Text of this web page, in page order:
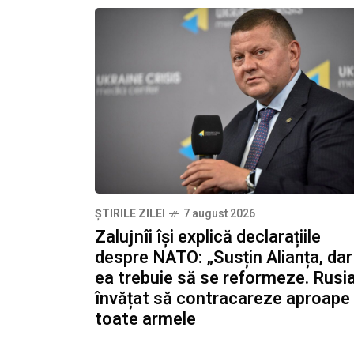
ȘTIRILE ZILEI 7 august 2026
Zalujnîi își explică declarațiile
despre NATO: „Susțin Alianța, dar
ea trebuie să se reformeze.
învățat să contracareze aproape
toate armele